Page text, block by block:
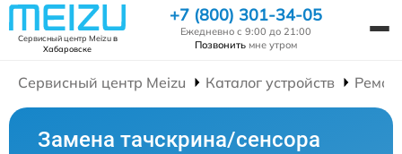
Сервисный центр Meizuв
Хабаровске
+7 (800) 301-34-05
Ежедневно с 9:00 до 21:00
Позвонить мне утром
Сервисный центр Meizu Каталог устройств
Замена тачскрина/сенсора